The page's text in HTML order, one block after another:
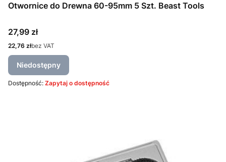
Otwornice do Drewna 60-95mm 5 Szt. Beast Tools
Cena
27,99 zł
Cena
22,76 złbez VAT
Niedostępny
Dostępność: Zapytaj o dostępność